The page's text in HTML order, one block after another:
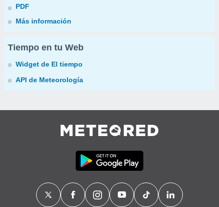
PDF
Más información
Tiempo en tu Web
Widget de El tiempo
API de Meteorología